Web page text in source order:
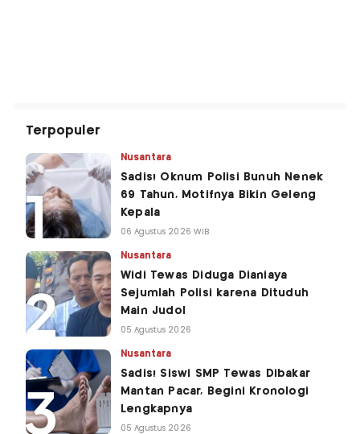
Terpopuler
Nusantara
Sadis! Oknum Polisi Bunuh Nenek
69 Tahun, Motifnya Bikin Geleng
Kepala
06 Agustus 2026 WIB
Nusantara
Widi Tewas Diduga Dianiaya
Sejumlah Polisi karena Dituduh
Main Judol
05 Agustus 2026
Nusantara
Sadis! Siswi SMP Tewas Dibakar
Mantan Pacar, Begini Kronologi
Lengkapnya
05 Agustus 2026